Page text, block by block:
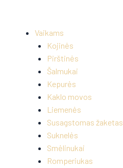
Vaikams
Kojinės
Pirštinės
Šalmukai
Kepurės
Kaklo movos
Liemenės
Susagstomas žaketas
Suknelės
Smėlinukai
Romperiukas